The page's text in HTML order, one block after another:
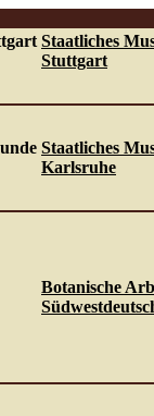
Staatliches
Stuttgart
Staatliches
Karlsruhe
Botanische